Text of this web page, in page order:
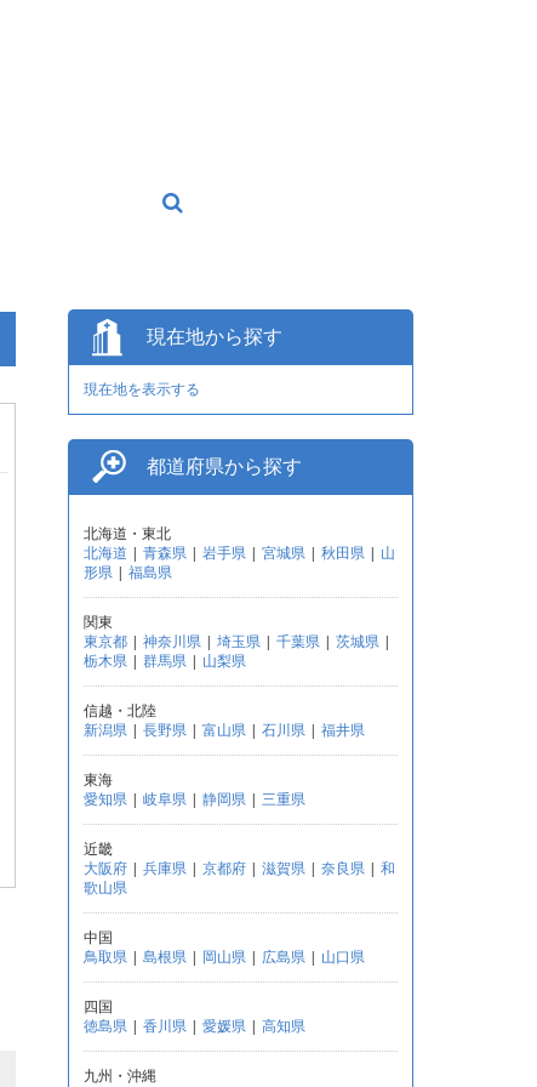
現在地から探す
現在地を表示する
都道府県から探す
北海道・東北
北海道 | 青森県 | 岩手県 | 宮城県 | 秋田県 | 山
形県 | 福島県
関東
東京都 | 神奈川県 | 埼玉県 | 千葉県 | 茨城県 |
栃木県 | 群馬県 | 山梨県
信越・北陸
新潟県 | 長野県 | 富山県 | 石川県 | 福井県
東海
愛知県 | 岐阜県 | 静岡県 | 三重県
近畿
大阪府 | 兵庫県 | 京都府 | 滋賀県 | 奈良県 | 和
歌山県
中国
鳥取県 | 島根県 | 岡山県 | 広島県 | 山口県
四国
徳島県 | 香川県 | 愛媛県 | 高知県
九州・沖縄